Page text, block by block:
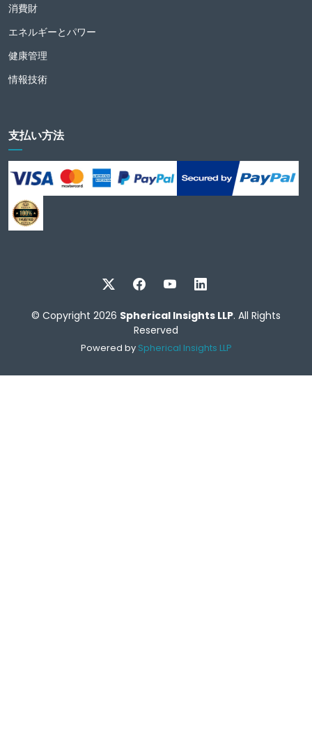
消費財
エネルギーとパワー
健康管理
情報技術
支払い方法
© Copyright 2026 Spherical Insights LLP. All Rights
Reserved
Powered by Spherical Insights LLP